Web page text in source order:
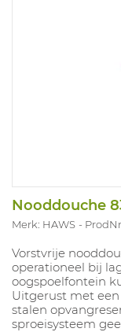
Nooddouche
Merk: HAWS
Vorstvrije
operationeel bij
oogspoelfontein
Uitgerust met
stalen
sproeisysteem